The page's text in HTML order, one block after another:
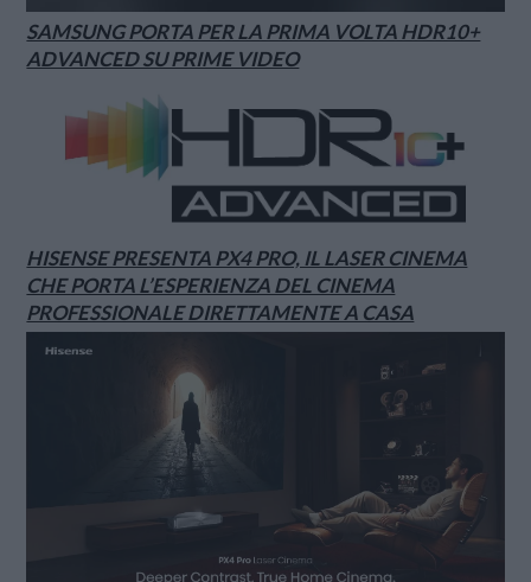
SAMSUNG PORTA PER LA PRIMA VOLTA HDR10+
ADVANCED SU PRIME VIDEO
HISENSE PRESENTA PX4 PRO, IL LASER CINEMA
CHE PORTA L’ESPERIENZA DEL CINEMA
PROFESSIONALE DIRETTAMENTE A CASA